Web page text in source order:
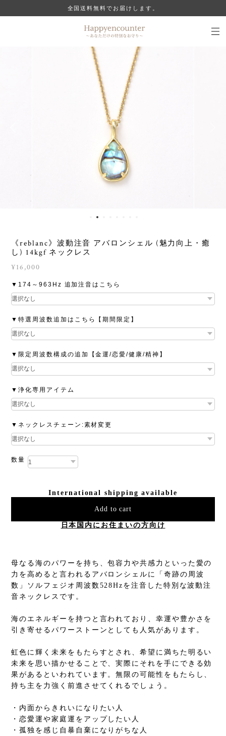
全国送料無料でお届けします。
《reblanc》波動注音 アバロンシェル (魅力向上・癒
し) 14kgf ネックレス
¥16,000
▼174～963Hz 追加注音はこちら
▼特選周波数追加はこちら【期間限定】
▼限定周波数構成の追加【金運/恋愛/健康/精神】
▼浄化専用アイテム
▼ネックレスチェーン:素材変更
数量
International shipping available
Add to cart
日本国内にお住まいの方向け
母なる海のパワーを持ち、包容力や共感力といった愛の
力を高めると言われるアバロンシェルに「奇跡の周波
数」ソルフェジオ周波数528Hzを注音した特別な波動注
音ネックレスです。
海のエネルギーを持つと言われており、幸運や豊かさを
引き寄せるパワーストーンとしても人気があります。
虹色に輝く未来をもたらすとされ、希望に満ちた明るい
未来を思い描かせることで、実際にそれを手にできる効
果があるといわれています。無限の可能性をもたらし、
持ち主を力強く前進させてくれるでしょう。
・内面からきれいになりたい人
・恋愛運や家庭運をアップしたい人
・孤独を感じ自暴自棄になりがちな人